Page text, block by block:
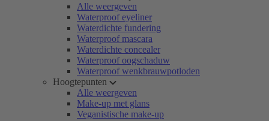
Alle weergeven
Waterproof eyeliner
Waterdichte fundering
Waterproof mascara
Waterdichte concealer
Waterproof oogschaduw
Waterproof wenkbrauwpotloden
Hoogtepunten
Alle weergeven
Make-up met glans
Veganistische make-up